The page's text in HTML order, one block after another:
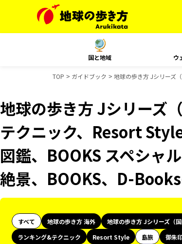
国と地域 ウ
TOP ガイドブック 地球の歩き方 Jシリーズ
地球の歩き方 Jシリーズ
テクニック、Resort
図鑑、BOOKS スペシャ
絶景、BOOKS、D-
すべて 地球の歩き方 海外 地球の歩き方 Jシリーズ（国
ランキング&テクニック
Resort Style 島旅 御朱